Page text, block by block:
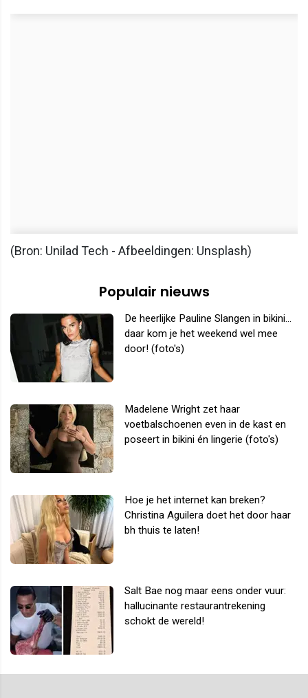
(Bron: Unilad Tech - Afbeeldingen: Unsplash)
Populair nieuws
De heerlijke Pauline Slangen in bikini...
daar kom je het weekend wel mee
door! (foto's)
Madelene Wright zet haar
voetbalschoenen even in de kast en
poseert in bikini én lingerie (foto's)
Hoe je het internet kan breken?
Christina Aguilera doet het door haar
bh thuis te laten!
Salt Bae nog maar eens onder vuur:
hallucinante restaurantrekening
schokt de wereld!